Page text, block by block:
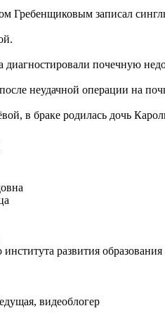
Гребенщиковым записал
почечную
неудачной операции на
в браке родилась дочь
развития образования
видеоблогер